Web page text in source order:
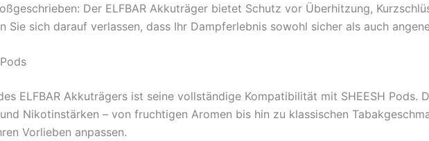
Der ELFBAR Akkuträger bietet Schutz vor Überhitzung,
Sie sich darauf verlassen, dass Ihr Dampferlebnis sowohl sicher als auch
ELFBAR Akkuträgers ist seine vollständige Kompatibilität mit SHEESH Pods.
Nikotinstärken – von fruchtigen Aromen bis hin zu klassischen
Vorlieben anpassen.